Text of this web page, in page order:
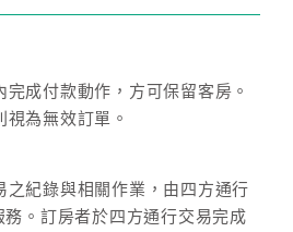
成付款動作，方可保留客房。
為無效訂單。
之紀錄與相關作業，由四方通行
務。訂房者於四方通行交易完成